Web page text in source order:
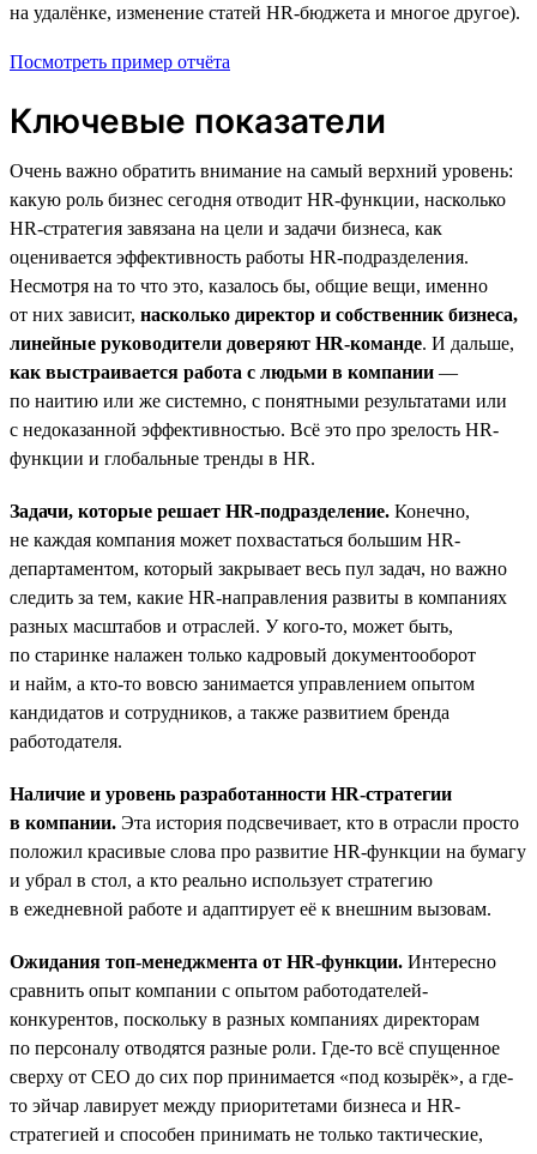
на удалёнке, изменение статей HR-бюджета и многое другое).
Посмотреть пример отчёта
Ключевые показатели
Очень важно обратить внимание на самый верхний уровень:
какую роль бизнес сегодня отводит HR-функции, насколько
HR-стратегия завязана на цели и задачи бизнеса, как
оценивается эффективность работы HR-подразделения.
Несмотря на то что это, казалось бы, общие вещи, именно
от них зависит, насколько директор и собственник бизнеса,
линейные руководители доверяют HR-команде. И дальше,
как выстраивается работа с людьми в компании —
по наитию или же системно, с понятными результатами или
с недоказанной эффективностью. Всё это про зрелость HR-
функции и глобальные тренды в HR.
Задачи, которые решает HR-подразделение. Конечно,
не каждая компания может похвастаться большим HR-
департаментом, который закрывает весь пул задач, но важно
следить за тем, какие HR-направления развиты в компаниях
разных масштабов и отраслей. У кого-то, может быть,
по старинке налажен только кадровый документооборот
и найм, а кто-то вовсю занимается управлением опытом
кандидатов и сотрудников, а также развитием бренда
работодателя.
Наличие и уровень разработанности HR-стратегии
в компании. Эта история подсвечивает, кто в отрасли просто
положил красивые слова про развитие HR-функции на бумагу
и убрал в стол, а кто реально использует стратегию
в ежедневной работе и адаптирует её к внешним вызовам.
Ожидания топ-менеджмента от HR-функции. Интересно
сравнить опыт компании с опытом работодателей-
конкурентов, поскольку в разных компаниях директорам
по персоналу отводятся разные роли. Где-то всё спущенное
сверху от СЕО до сих пор принимается «под козырёк», а где-
то эйчар лавирует между приоритетами бизнеса и HR-
стратегией и способен принимать не только тактические,